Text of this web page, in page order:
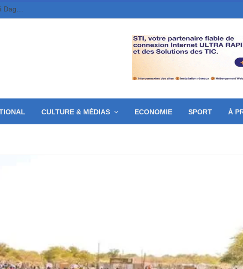
Tchad-FMM/CBLT: le Général de Brigade aérienne Brahim Oki Dagache prend la relève du Général Djonkep Frédéric.
CULTURE & MÉDIAS ECONOMIE SPORT À